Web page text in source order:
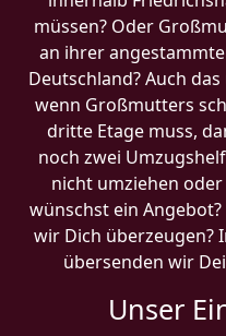
müssen? Oder
an ihrer
Deutschland? Auch
wenn Großmutters
dritte Etage muss,
noch zwei
nicht umziehen
wünschst ein
wir Dich überzeugen?
übersenden wir
Unser